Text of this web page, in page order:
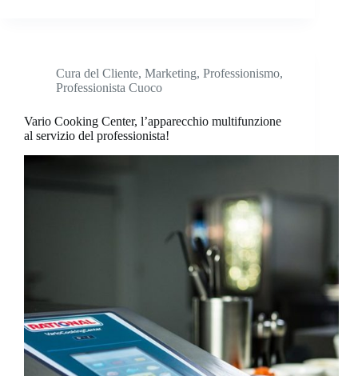
Cura del Cliente, Marketing, Professionismo,
Professionista Cuoco
Vario Cooking Center, l’apparecchio multifunzione
al servizio del professionista!